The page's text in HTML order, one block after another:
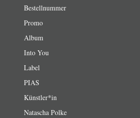
Bestellnummer
Promo
Album
Into You
Label
PIAS
Künstler*in
Natascha Polke